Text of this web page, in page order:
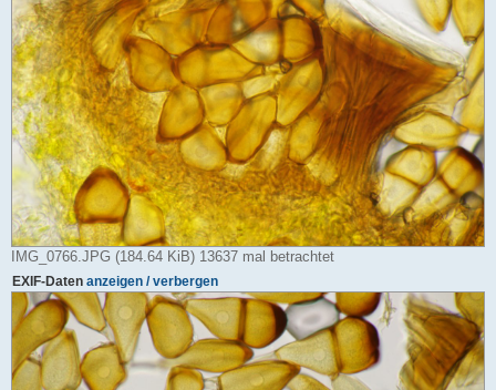
IMG_0766.JPG (184.64 KiB) 13637 mal betrachtet
EXIF-Daten anzeigen / verbergen